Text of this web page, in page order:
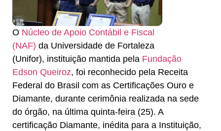
O Núcleo de Apoio Contábil e Fiscal
(NAF) da Universidade de Fortaleza
(Unifor), instituição mantida pela Fundação
Edson Queiroz, foi reconhecido pela Receita
Federal do Brasil com as Certificações Ouro e
Diamante, durante cerimônia realizada na sede
do órgão, na última quinta-feira (25). A
certificação Diamante, inédita para a Instituição,